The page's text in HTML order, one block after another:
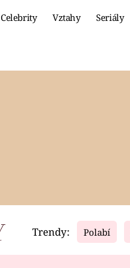
Celebrity Vztahy Seriály
Video
Trendy: Polabí